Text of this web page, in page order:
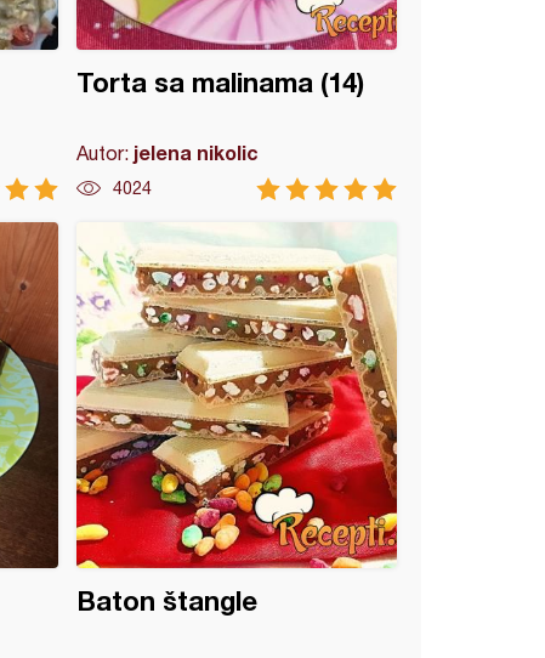
Torta sa malinama (14)
Autor: jelena nikolic
4024
Baton štangle